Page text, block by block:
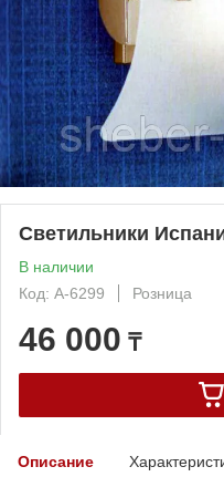
Светильники
В наличии
Код: A-6299
Розница
46 000 ₸
Описание